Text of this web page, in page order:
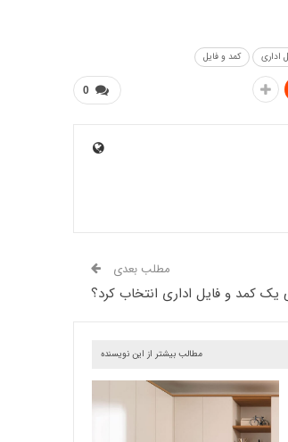
اداری کمد و فایل
0
مطلب بعدی
یک کمد و فایل اداری انتخاب کرد؟
مطالب بیشتر از این نویسنده